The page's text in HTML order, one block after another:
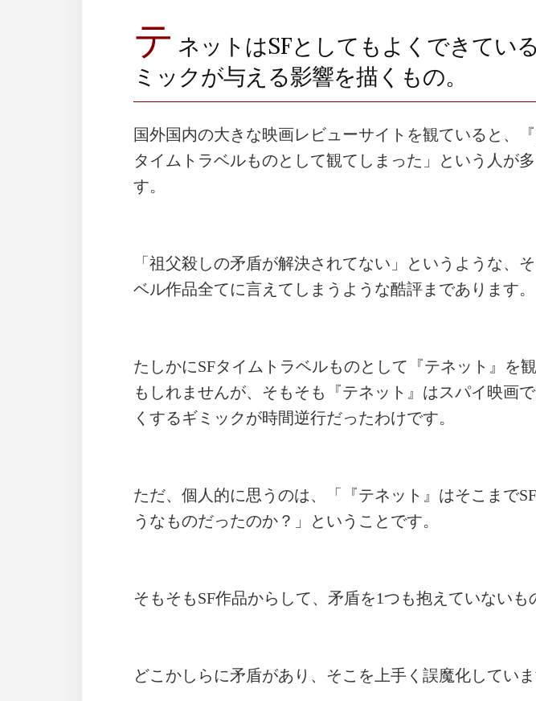
テ ネットはSFとしてもよくできてい
ミックが与える影響を描くもの。
国外国内の大きな映画レビューサイトを観ていると、
タイムトラベルものとして観てしまった」という人が
す。
「祖父殺しの矛盾が解決されてない」というような、
ベル作品全てに言えてしまうような酷評まであります。
たしかにSFタイムトラベルものとして『テネット』を
もしれませんが、そもそも『テネット』はスパイ映画
くするギミックが時間逆行だったわけです。
ただ、個人的に思うのは、「『テネット』はそこまで
うなものだったのか？」ということです。
そもそもSF作品からして、矛盾を1つも抱えていないも
どこかしらに矛盾があり、そこを上手く誤魔化していま